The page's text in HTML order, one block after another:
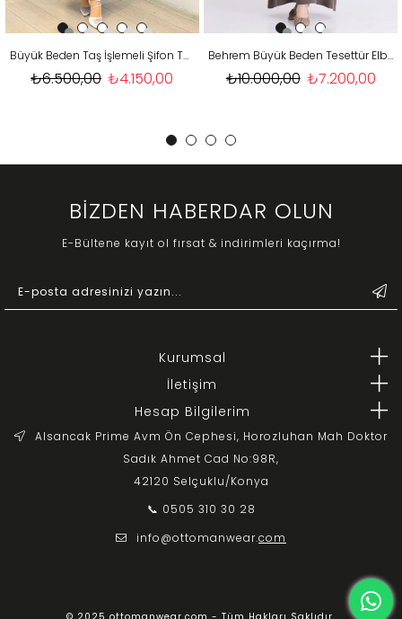
Büyük Beden Taş İşlemeli Şifon Tulum Elbise Lacivert OTW7519 Behrem Büyük Beden Tesettür Elbise Koyu Vizon OTW75017
₺7.200,00
₺10.000,00 ₺2.950,00
₺4.000,00
BİZDEN HABERDAR OLUN
E-Bültene kayıt ol fırsat & indirimleri kaçırma!
Kurumsal
İletişim
Hesap Bilgilerim
Alsancak Prime Avm Ön Cephesi, Horozluhan Mah Doktor
Sadık Ahmet Cad No:98R,
42120 Selçuklu/Konya
📞 0505 310 30 28
info@ottomanwear.com